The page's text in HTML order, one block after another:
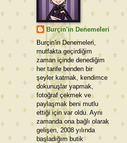
Burçin'in Denemeleri
Burçin'in Denemeleri,
mutfakta geçirdiğim
zaman içinde denediğim
her tarife benden bir
şeyler katmak, kendimce
dokunuşlar yapmak,
fotoğraf çekmek ve
paylaşmak beni mutlu
ettiği için var oldu. Aynı
zamanda ona bağlı olarak
gelişen, 2008 yılında
başladığım butik